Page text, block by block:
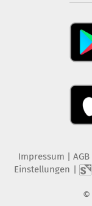
Impressum | AGB
Einstellungen |
©